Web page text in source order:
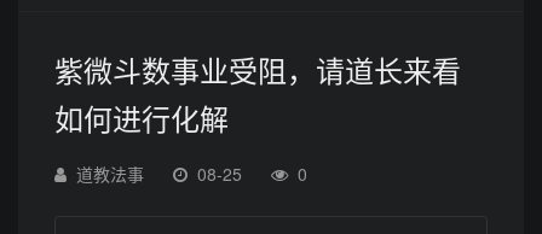
紫微斗数事业受阻，请道长来看
如何进行化解
道教法事 08-25 0